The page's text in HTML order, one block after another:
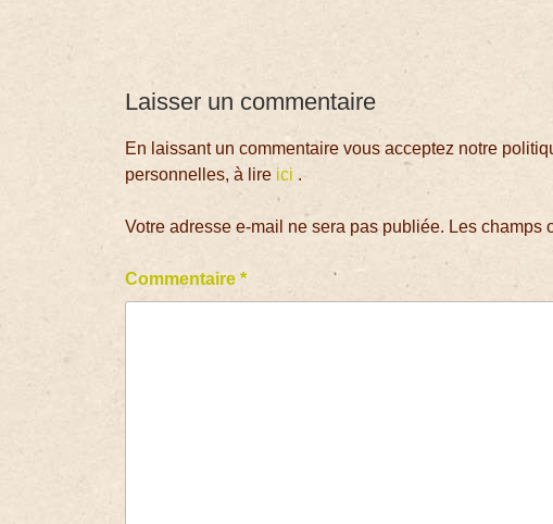
Laisser un commentaire
En laissant un commentaire vous acceptez notre
personnelles, à lire ici .
Votre adresse e-mail ne sera pas publiée. Les champs
Commentaire*